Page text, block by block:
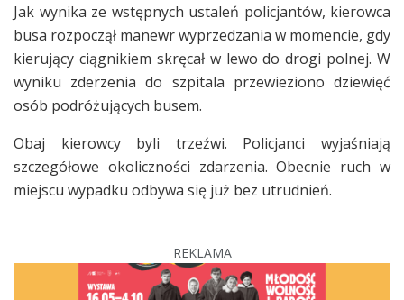
Jak wynika ze wstępnych ustaleń policjantów, kierowca
busa rozpoczął manewr wyprzedzania w momencie, gdy
kierujący ciągnikiem skręcał w lewo do drogi polnej. W
wyniku zderzenia do szpitala przewieziono dziewięć
osób podróżujących busem.
Obaj kierowcy byli trzeźwi. Policjanci wyjaśniają
szczegółowe okoliczności zdarzenia. Obecnie ruch w
miejscu wypadku odbywa się już bez utrudnień.
REKLAMA